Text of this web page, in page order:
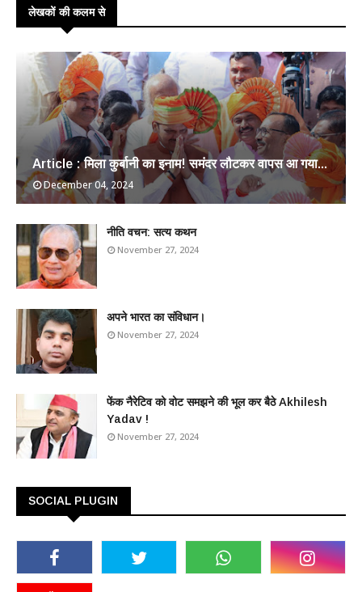
लेखकों की कलम से
Article : मिला कुर्बानी का इनाम! समंदर लौटकर वापस आ गया...
December 04, 2024
​नीति वचन: सत्य कथन
November 27, 2024
अपने भारत का संविधान।
November 27, 2024
फेंक नैरेटिव को वोट समझने की भूल कर बैठे Akhilesh
Yadav !
November 27, 2024
SOCIAL PLUGIN